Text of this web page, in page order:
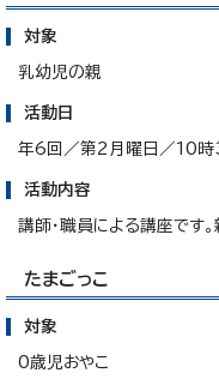
対象
乳幼児の親
活動日
年6回／第2月曜日／10
活動内容
講師・職員による講座です。
たまごっこ
対象
0歳児おやこ